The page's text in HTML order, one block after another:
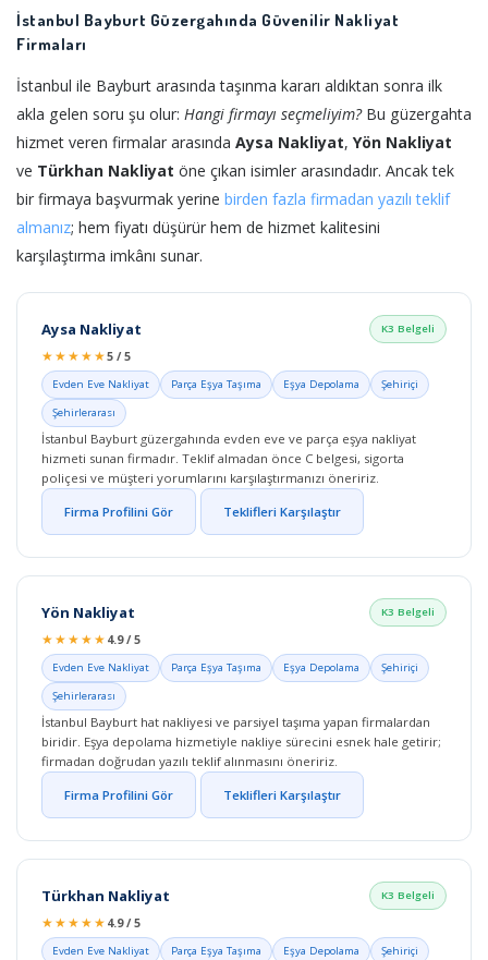
İstanbul Bayburt Güzergahında Güvenilir Nakliyat
Firmaları
İstanbul ile Bayburt arasında taşınma kararı aldıktan sonra ilk
akla gelen soru şu olur: Hangi firmayı seçmeliyim?Bu güzergahta
hizmet veren firmalar arasında Aysa Nakliyat, Yön Nakliyat
ve Türkhan Nakliyat öne çıkan isimler arasındadır. Ancak tek
bir firmaya başvurmak yerine birden fazla firmadan yazılı teklif
almanız; hem fiyatı düşürür hem de hizmet kalitesini
karşılaştırma imkânı sunar.
Aysa Nakliyat K3 Belgeli
★★★★★5 / 5
Evden Eve Nakliyat Parça Eşya Taşıma Eşya Depolama
Şehiriçi
Şehirlerarası
İstanbul Bayburt güzergahında evden eve ve parça eşya nakliyat
hizmeti sunan firmadır. Teklif almadan önce C belgesi, sigorta
poliçesi ve müşteri yorumlarını karşılaştırmanızı öneririz.
Firma Profilini Gör Teklifleri Karşılaştır
Yön Nakliyat K3 Belgeli
★★★★★ 4.9 / 5
Evden Eve Nakliyat Parça Eşya Taşıma Eşya Depolama
Şehiriçi
Şehirlerarası
İstanbul Bayburt hat nakliyesi ve parsiyel taşıma yapan firmalardan
biridir. Eşya depolama hizmetiyle nakliye sürecini esnek hale getirir;
firmadan doğrudan yazılı teklif alınmasını öneririz.
Firma Profilini Gör Teklifleri Karşılaştır
Türkhan Nakliyat K3 Belgeli
★★★★★ 4.9 / 5
Evden Eve Nakliyat Parça Eşya Taşıma Eşya Depolama
Şehiriçi